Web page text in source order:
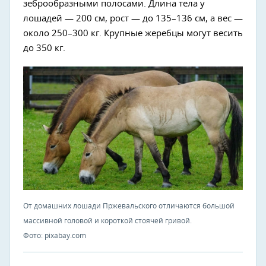
зеброобразными полосами. Длина тела у
лошадей — 200 см, рост — до 135–136 см, а вес —
около 250–300 кг. Крупные жеребцы могут весить
до 350 кг.
От домашних лошади Пржевальского отличаются большой
массивной головой и короткой стоячей гривой.
Фото: pixabay.com